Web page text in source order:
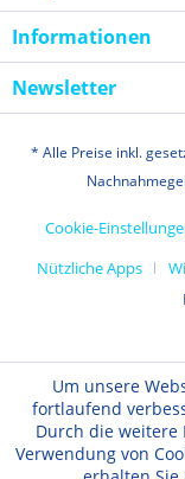
Informationen
Newsletter
* Alle Preise inkl.
Cookie-
Nützliche Apps
Um unsere
fortlaufend
Durch die weitere
Verwendung von